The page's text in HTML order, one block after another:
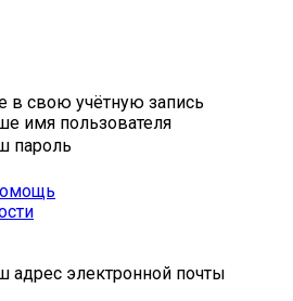
в свою учётную запись
имя пользователя
пароль
адрес электронной почты